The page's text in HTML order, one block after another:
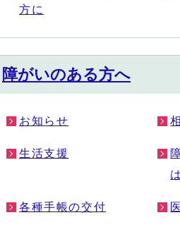
方に
障がいのある方へ
お知らせ
生活支援
は
各種手帳の交付